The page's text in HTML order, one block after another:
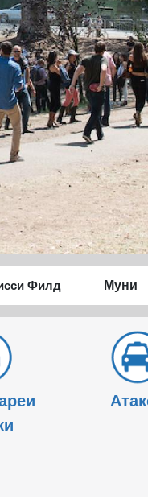
Аныҟәара
шԥасҭаху